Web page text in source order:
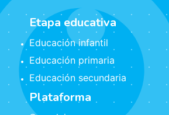
Etapa educativa
Educación infantil
Educación primaria
Educación secundaria
Plataforma